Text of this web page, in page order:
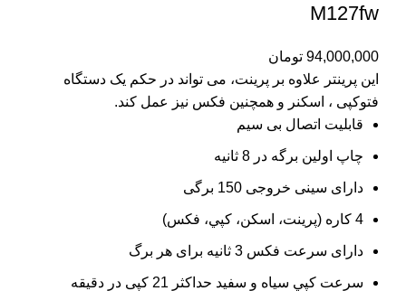
M127fw
94,000,000 تومان
این پرینتر علاوه بر پرینت، می تواند در حکم یک دستگاه
فتوکپی ، اسکنر و همچنین فکس نیز عمل کند.
قابلیت اتصال بی سیم
چاپ اولین برگه در 8 ثانیه
دارای سینی خروجی 150 برگی
4 کاره (پرينت، اسکن، کپي، فکس)
دارای سرعت فکس 3 ثانیه برای هر برگ
سرعت کپي سياه و سفيد حداکثر 21 کپی در دقیقه